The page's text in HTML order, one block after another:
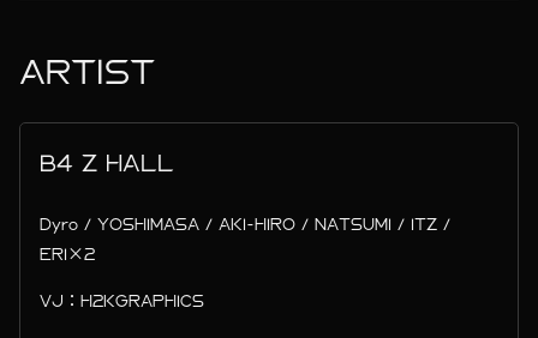
ARTIST
B4 Z HALL
Dyro / YOSHIMASA / AKI-HIRO / NATSUMI / ITZ /
ERI×2
VJ：H2KGRAPHICS